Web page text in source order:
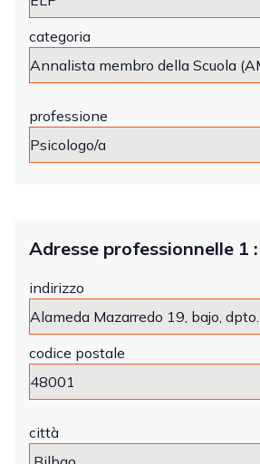
categoria
professione
Adresse professionnelle 1 :
indirizzo
codice postale
città